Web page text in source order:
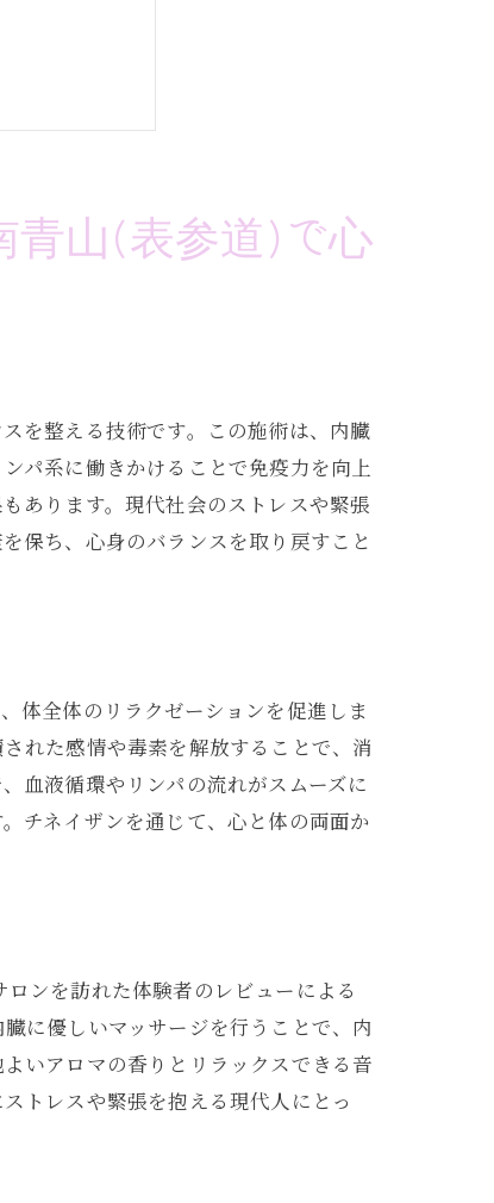
力アップ
ピーの効果
ラピー
青山(表参道)で心
を整える技術です。この施術は、内臓
パ系に働きかけることで免疫力を向上
あります。現代社会のストレスや緊張
保ち、心身のバランスを取り戻すこと
体全体のリラクゼーションを促進しま
れた感情や毒素を解放することで、消
血液循環やリンパの流れがスムーズに
チネイザンを通じて、心と体の両面か
ンを訪れた体験者のレビューによる
に優しいマッサージを行うことで、内
いアロマの香りとリラックスできる音
トレスや緊張を抱える現代人にとっ